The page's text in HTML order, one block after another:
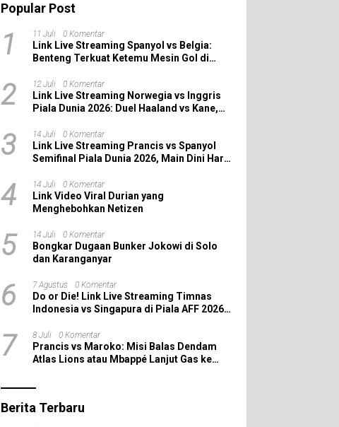
Popular Post
1 11 Juli 0 Komentar
Link Live Streaming Spanyol vs Belgia:
Benteng Terkuat Ketemu Mesin Gol di
2 12 Juli 0 Komentar
Link Live Streaming Norwegia vs Inggris
Piala Dunia 2026: Duel Haaland vs Kane,
3 14 Juli 0 Komentar
Link Live Streaming Prancis vs Spanyol
Semifinal Piala Dunia 2026, Main Dini Hari
4 14 Juli 0 Komentar
Link Video Viral Durian yang
Menghebohkan Netizen
5 14 Juli 0 Komentar
Bongkar Dugaan Bunker Jokowi di Solo
dan Karanganyar
6 7 Agustus 0 Komentar
Do or Die! Link Live Streaming Timnas
Indonesia vs Singapura di Piala AFF 2026:
7 8 Juli 0 Komentar
Prancis vs Maroko: Misi Balas Dendam
Atlas Lions atau Mbappé Lanjut Gas ke
Berita Terbaru